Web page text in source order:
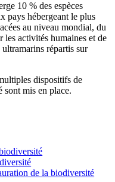
10 % des espèces
pays hébergeant le plus
au niveau mondial, du
les activités humaines et de
répartis sur
dispositifs de
sont mis en place.
de la biodiversité